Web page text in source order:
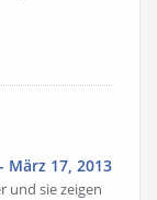
März 17, 2013
und sie zeigen